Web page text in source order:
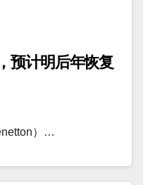
预计明后年恢复
）…